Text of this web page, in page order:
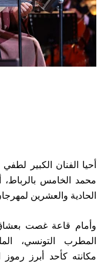
أحيا الفنان الكبير
محمد الخامس
الحادية والعشرين
وأمام قاعة غصت
المطرب التونسي،
مكانته كأحد أبرز رموز